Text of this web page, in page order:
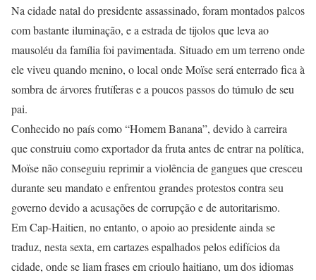
Na cidade natal do presidente assassinado, foram montados palcos
com bastante iluminação, e a estrada de tijolos que leva ao
mausoléu da família foi pavimentada. Situado em um terreno onde
ele viveu quando menino, o local onde Moïse será enterrado fica à
sombra de árvores frutíferas e a poucos passos do túmulo de seu
pai.
Conhecido no país como “Homem Banana”, devido à carreira
que construiu como exportador da fruta antes de entrar na política,
Moïse não conseguiu reprimir a violência de gangues que cresceu
durante seu mandato e enfrentou grandes protestos contra seu
governo devido a acusações de corrupção e de autoritarismo.
Em Cap-Haitien, no entanto, o apoio ao presidente ainda se
traduz, nesta sexta, em cartazes espalhados pelos edifícios da
cidade, onde se liam frases em crioulo haitiano, um dos idiomas